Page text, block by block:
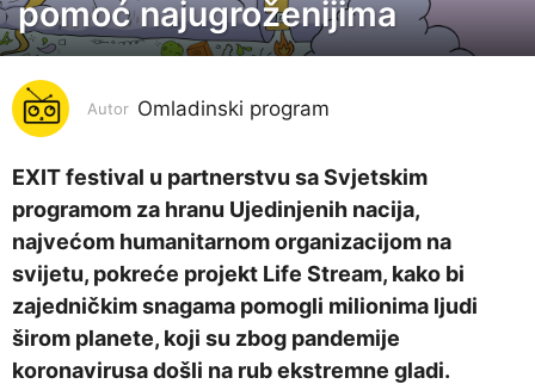
g
o
n
a
p
r
i
j
e
6
pomoć najugroženijima
Autor Omladinski program
EXIT festival u partnerstvu sa Svjetskim
programom za hranu Ujedinjenih nacija,
najvećom humanitarnom organizacijom na
svijetu, pokreće projekt Life Stream, kako bi
zajedničkim snagama pomogli milionima ljudi
širom planete, koji su zbog pandemije
koronavirusa došli na rub ekstremne gladi.